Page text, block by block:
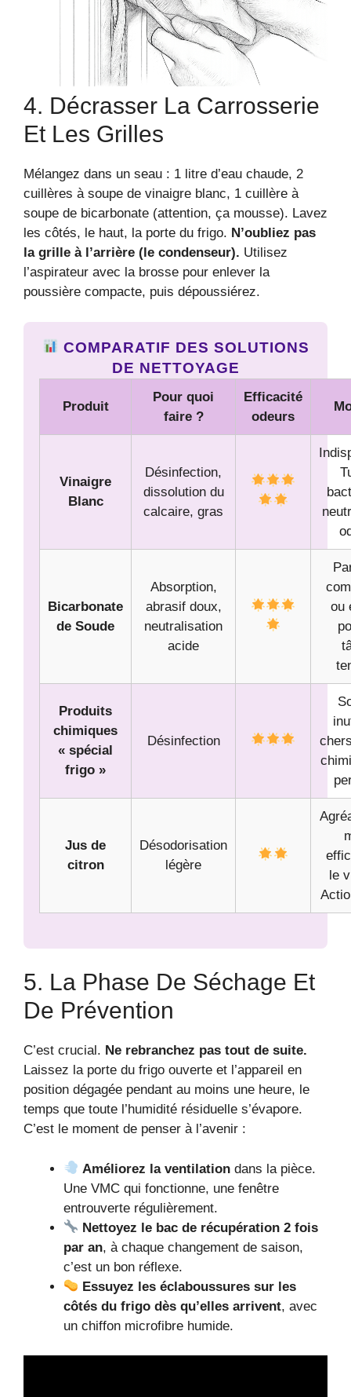
4. Décrasser La Carrosserie
Et Les Grilles
Mélangez dans un seau : 1 litre d’eau chaude, 2
cuillères à soupe de vinaigre blanc, 1 cuillère à
soupe de bicarbonate (attention, ça mousse). Lavez
les côtés, le haut, la porte du frigo. N’oubliez pas
la grille à l’arrière (le condenseur). Utilisez
l’aspirateur avec la brosse pour enlever la
poussière compacte, puis dépoussiérez.
COMPARATIF DES SOLUTIONS
DE NETTOYAGE
Produit
Pour quoi
faire ?
Efficacité
odeurs
Vinaigre
Blanc
Désinfection,
dissolution du
calcaire, gras
Bicarbonate
de Soude
Absorption,
abrasif doux,
neutralisation
acide
ou
Produits
chimiques
« spécial
frigo »
Désinfection
Jus de
citron
Désodorisation
légère
le
5. La Phase De Séchage Et
De Prévention
C’est crucial. Ne rebranchez pas tout de suite.
Laissez la porte du frigo ouverte et l’appareil en
position dégagée pendant au moins une heure, le
temps que toute l’humidité résiduelle s’évapore.
C’est le moment de penser à l’avenir :
Améliorez la ventilation dans la pièce.
Une VMC qui fonctionne, une fenêtre
entrouverte régulièrement.
Nettoyez le bac de récupération 2 fois
par an, à chaque changement de saison,
c’est un bon réflexe.
Essuyez les éclaboussures sur les
côtés du frigo dès qu’elles arrivent, avec
un chiffon microfibre humide.